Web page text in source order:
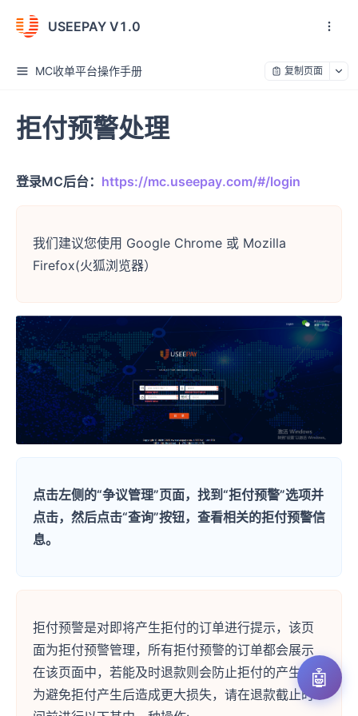
USEEPAY V1.0
MC收单平台操作手册 复制页面
拒付预警处理
登录MC后台： https://mc.useepay.com/#/login
我们建议您使用 Google Chrome 或 Mozilla
Firefox(火狐浏览器）
点击左侧的“争议管理”页面，找到“拒付预警”选项并
点击，然后点击“查询”按钮，查看相关的拒付预警信
息。
拒付预警是对即将产生拒付的订单进行提示，该页
面为拒付预警管理，所有拒付预警的订单都会展示
在该页面中，若能及时退款则会防止拒付的产生。
为避免拒付产生后造成更大损失，请在退款截止时
🤖